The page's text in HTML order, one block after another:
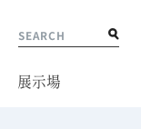
展示場